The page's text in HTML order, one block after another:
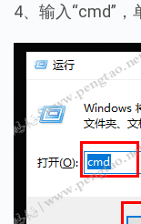
4、输入“cmd”，